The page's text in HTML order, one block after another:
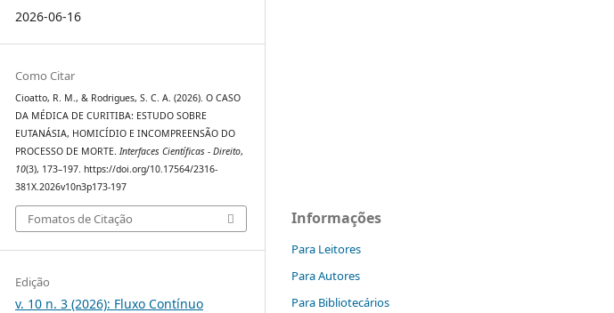
2026-06-16
Como Citar
Cioatto, R. M., & Rodrigues, S. C. A. (2026). O CASO
DA MÉDICA DE CURITIBA: ESTUDO SOBRE
EUTANÁSIA, HOMICÍDIO E INCOMPREENSÃO DO
PROCESSO DE MORTE.Interfaces Científicas - Direito,
10(3), 173–197. https://doi.org/10.17564/2316-
381X.2026v10n3p173-197
Fomatos de Citação
Edição
v. 10 n. 3 (2026): Fluxo Contínuo
Informações
Para Leitores
Para Autores
Para Bibliotecários